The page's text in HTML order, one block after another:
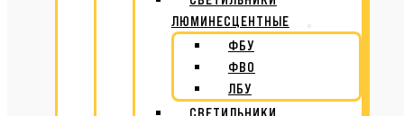
ЛЮМИНЕСЦЕНТНЫЕ
ФБУ
ФВО
ЛБУ